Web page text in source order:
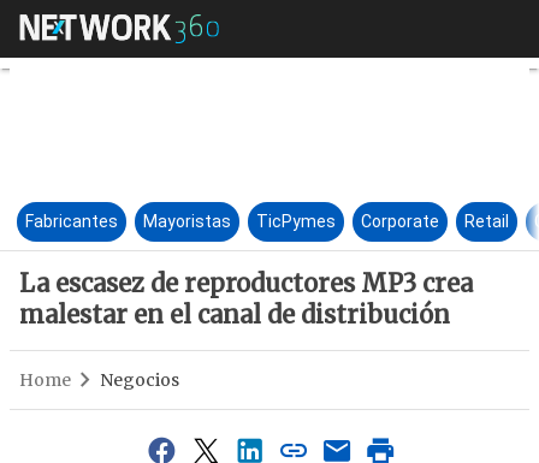
La escasez de reproductores
Fabricantes Mayoristas TicPymes Corporate Retail
La escasez de reproductores MP3 crea
malestar en el canal de distribución
Home Negocios